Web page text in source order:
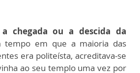
a chegada ou a descida da
tempo em que a maioria das
era politeísta, acreditava-se
ao seu templo uma vez por